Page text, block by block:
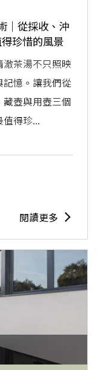
｜從採收、沖
珍惜的風景
茶湯不只照映
憶。讓我們從
壺與用壺三個
得珍...
閱讀更多